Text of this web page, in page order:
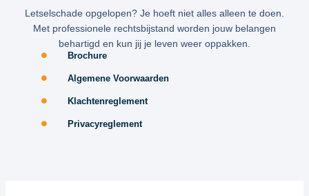
Letselschade opgelopen? Je hoeft niet alles alleen te doen.
Met professionele rechtsbijstand worden jouw belangen
behartigd en kun jij je leven weer oppakken.
Brochure
Algemene Voorwaarden
Klachtenreglement
Privacyreglement